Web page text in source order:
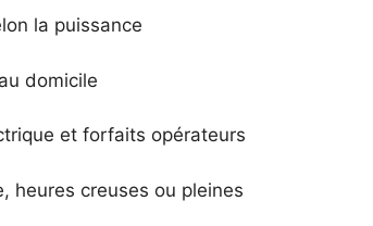
la puissance
domicile
et forfaits opérateurs
heures creuses ou pleines